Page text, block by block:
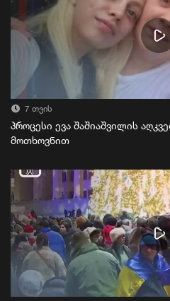
7 თვის
პროცესი ევა შაშიაშვილის
მოთხოვნით